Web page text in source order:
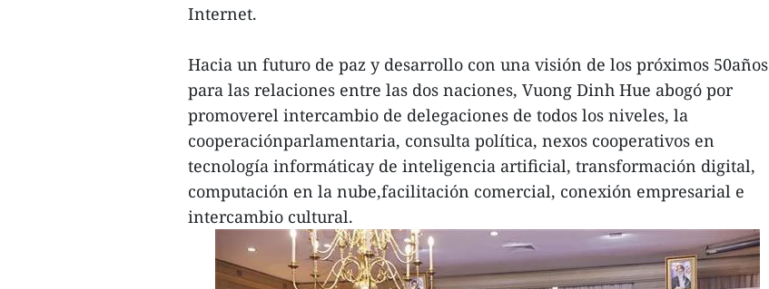
Internet.
Hacia un futuro de paz y desarrollo con una visión de los próximos 50años
para las relaciones entre las dos naciones, Vuong Dinh Hue abogó por
promoverel intercambio de delegaciones de todos los niveles, la
cooperaciónparlamentaria, consulta política, nexos cooperativos en
tecnología informáticay de inteligencia artificial, transformación digital,
computación en la nube,facilitación comercial, conexión empresarial e
intercambio cultural.